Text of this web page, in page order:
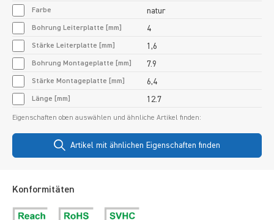
Farbe natur
Bohrung Leiterplatte [mm] 4
Stärke Leiterplatte [mm] 1,6
Bohrung Montageplatte [mm] 7.9
Stärke Montageplatte [mm] 6,4
Länge [mm] 12.7
Eigenschaften oben auswählen und ähnliche Artikel finden:
Artikel mit ähnlichen Eigenschaften finden
Konformitäten